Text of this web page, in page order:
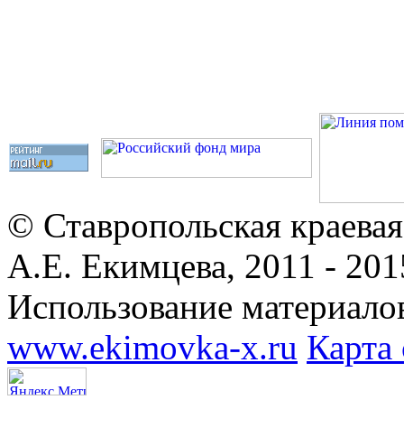
© Ставропольская
А.Е. Екимцева, 2011 -
Использование
www.ekimovka-x.ru Карта